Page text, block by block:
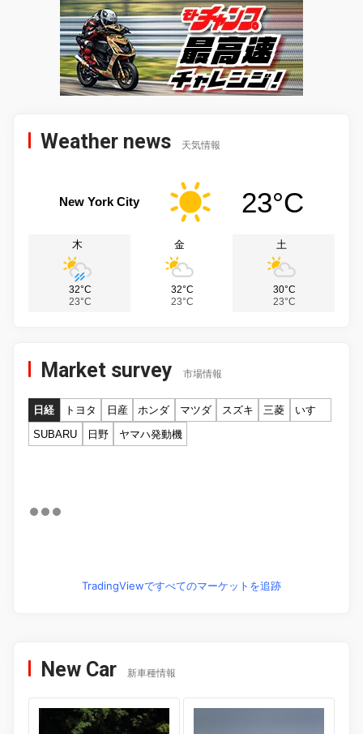
Weather news 天気情報
New York City 23°C
木
32°C
23°C
金
32°C
23°C
土
30°C
23°C
Market survey 市場情報
日経 トヨタ 日産 ホンダ マツダ スズキ 三菱
いすゞ
SUBARU
日野 ヤマハ発動機
TradingViewですべてのマーケットを追跡
New Car 新車種情報